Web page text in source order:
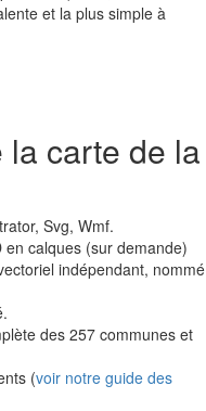
et la plus simple à
carte de la
Svg, Wmf.
en calques (sur demande)
indépendant, nommé
des 257 communes et
(voir notre guide des